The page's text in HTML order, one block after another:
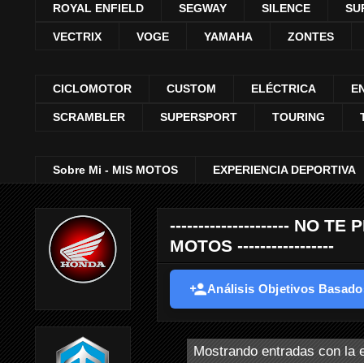
ROYAL ENFIELD SEGWAY SILENCE
VECTRIX VOGE YAMAHA ZONTES
CICLOMOTOR CUSTOM ELÉCTRICA
SCRAMBLER SUPERSPORT TOURING
Sobre Mi - MIS MOTOS EXPERIENCIA DEPORTIVA
--------------------- NO TE
MOTOS -----------------
Análisis Objetivos
Mostrando entradas con la